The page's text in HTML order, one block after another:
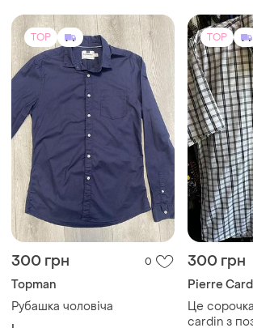
TOP
300 грн 0
Topman
Рубашка чоловіча
TOP
300 грн
Pierre
Це
cardin з